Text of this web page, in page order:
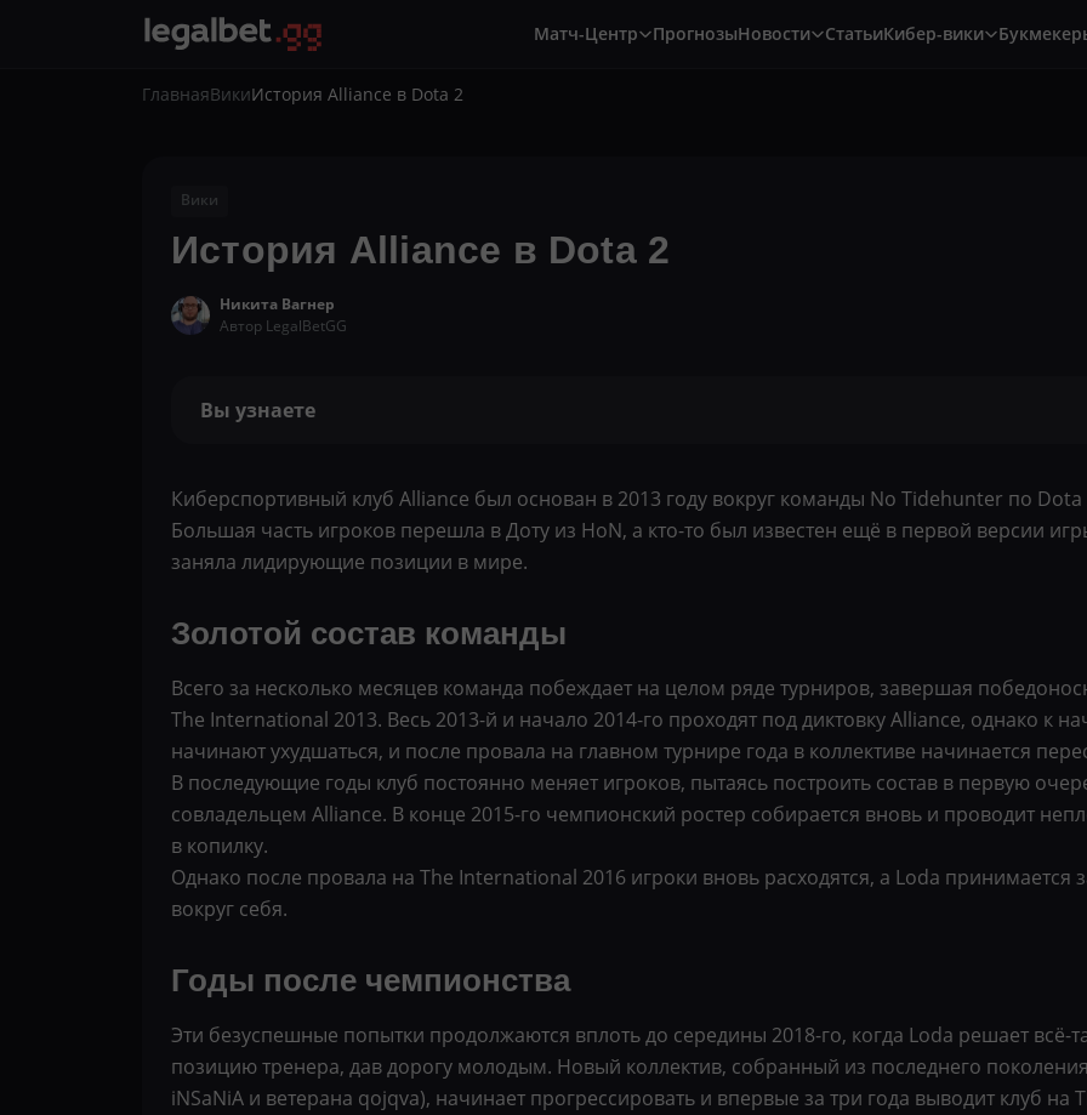
Матч-Центр ПрогнозыНовости СтатьиКибер-вики
ГлавнаяВикиИстория Alliance в Dota 2
Вики
История Alliance в Dota 2
Никита Вагнер
Автор LegalBetGG
Вы узнаете
Киберспортивный клуб Alliance был основан в 2013 году вокруг команды No Tidehunter по Dota
Большая часть игроков перешла в Доту из HoN, а кто-то был известен ещё в первой версии
заняла лидирующие позиции в мире.
Золотой состав команды
Всего за несколько месяцев команда побеждает на целом ряде турниров, завершая
The International 2013. Весь 2013-й и начало 2014-го проходят под диктовку Alliance, однако к
начинают ухудшаться, и после провала на главном турнире года в коллективе начинается
В последующие годы клуб постоянно меняет игроков, пытаясь построить состав в первую
совладельцем Alliance. В конце 2015-го чемпионский ростер собирается вновь и проводит
в копилку.
Однако после провала на The International 2016 игроки вновь расходятся, а Loda
вокруг себя.
Годы после чемпионства
Эти безуспешные попытки продолжаются вплоть до середины 2018-го, когда Loda решает всё-
позицию тренера, дав дорогу молодым. Новый коллектив, собранный из последнего
iNSaNiA и ветерана qojqva), начинает прогрессировать и впервые за три года выводит клуб